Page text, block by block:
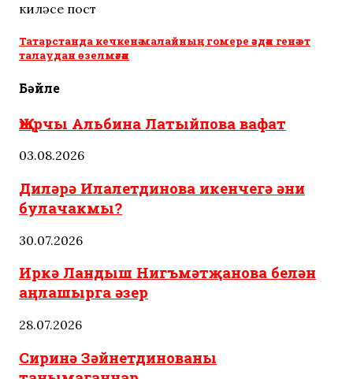
киләсе пост
Татарстанда кечкенә малайның гомере әздән генә эт
талаудан өзелмәгән
Бәйле
Җырчы Альбина Латыйпова вафат
03.08.2026
Диләрә Илалетдинова икенчегә әни
булачакмы?
30.07.2026
Иркә Ландыш Нигъмәтҗанова белән
аңлашырга әзер
28.07.2026
Сиринә Зәйнетдинованы